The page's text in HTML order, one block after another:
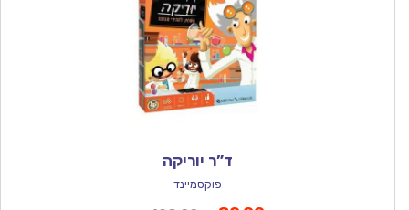
ד”ר יוריקה
פוקסמיינד